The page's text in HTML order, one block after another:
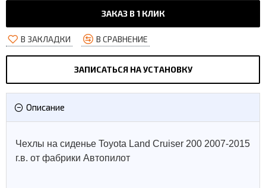
ЗАКАЗ В 1 КЛИК
В ЗАКЛАДКИ В СРАВНЕНИЕ
ЗАПИСАТЬСЯ НА УСТАНОВКУ
Описание
Чехлы на сиденье Toyota Land Cruiser 200 2007-2015
г.в. от фабрики Автопилот